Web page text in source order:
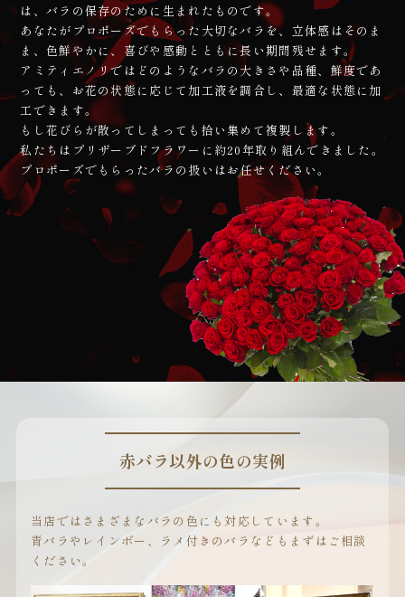
は、バラの保存のために生まれたものです。
あなたがプロポーズでもらった大切なバラを、立体感はそのま
ま、色鮮やかに、喜びや感動とともに長い期間残せます。
アミティエノリではどのようなバラの大きさや品種、鮮度であ
っても、お花の状態に応じて加工液を調合し、最適な状態に加
工できます。
もし花びらが散ってしまっても拾い集めて複製します。
私たちはプリザーブドフラワーに約20年取り組んできました。
プロポーズでもらったバラの扱いはお任せください。
赤バラ以外の色の実例
当店ではさまざまなバラの色にも対応しています。
青バラやレインボー、ラメ付きのバラなどもまずはご相談
ください。